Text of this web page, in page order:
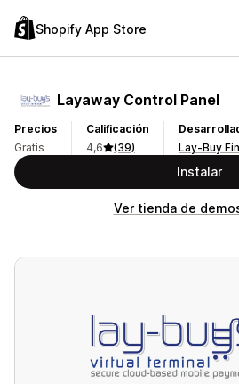
Shopify App Store
Layaway Control Panel
Precios
Gratis
Calificación
4,6
(39)
Lay-Buy
Instalar
Ver tienda de